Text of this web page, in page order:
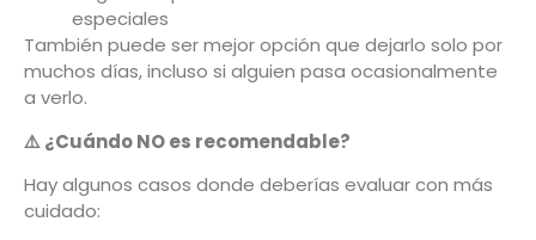
especiales
También puede ser mejor opción que dejarlo solo por
muchos días, incluso si alguien pasa ocasionalmente
a verlo.
⚠️¿Cuándo NO es recomendable?
Hay algunos casos donde deberías evaluar con más
cuidado: